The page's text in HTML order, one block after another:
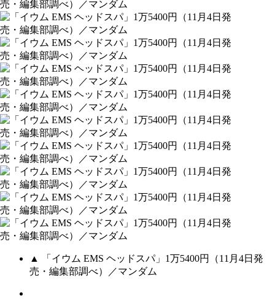
▲ 「イウム EMS ヘッドスパ」1万5400円（11月4日発
売・編集部調べ）／マンダム